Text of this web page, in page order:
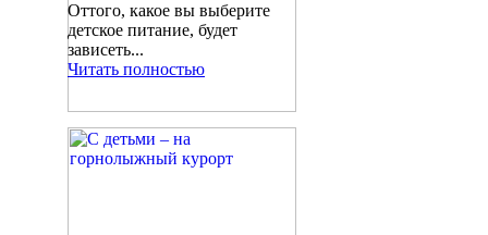
Оттого, какое вы выберите
детское питание, будет
зависеть...
Читать полностью